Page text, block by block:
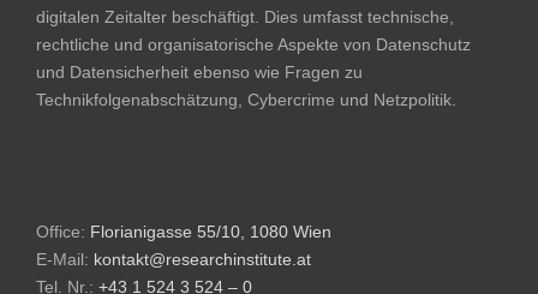
digitalen Zeitalter beschäftigt. Dies umfasst technische,
rechtliche und organisatorische Aspekte von Datenschutz
und Datensicherheit ebenso wie Fragen zu
Technikfolgenabschätzung, Cybercrime und Netzpolitik.
Office: Florianigasse 55/10, 1080 Wien
E-Mail: kontakt@researchinstitute.at
Tel. Nr.: +43 1 524 3 524 – 0